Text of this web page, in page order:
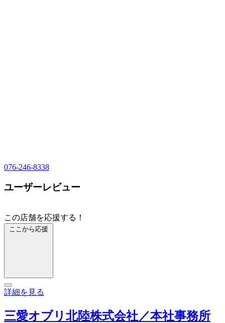
076-246-8338
ユーザーレビュー
この店舗を応援する！
ここから応援
詳細を見る
三愛オブリ北陸株式会社／本社事務所